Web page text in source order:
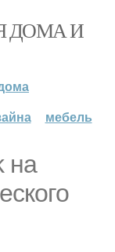
ДОМА И
мебель
на